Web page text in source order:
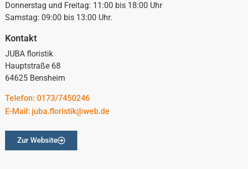
Donnerstag und Freitag: 11:00 bis 18:00 Uhr
Samstag: 09:00 bis 13:00 Uhr.
Kontakt
JUBA floristik
Hauptstraße 68
64625 Bensheim
Telefon: 0173/7450246
E-Mail: juba.floristik@web.de
Zur Website